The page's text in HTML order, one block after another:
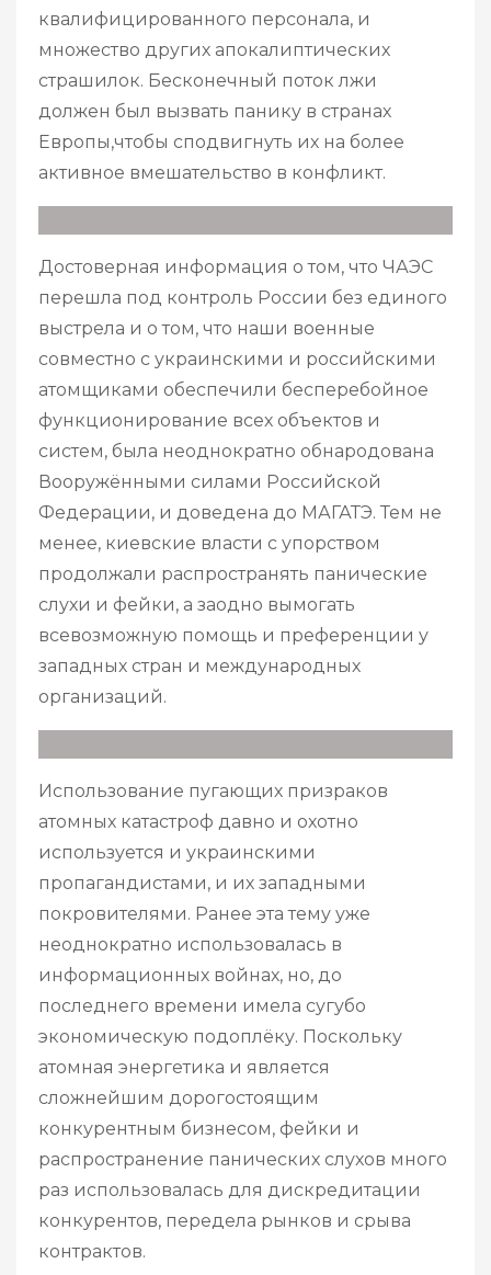
квалифицированного персонала, и
множество других апокалиптических
страшилок. Бесконечный поток лжи
должен был вызвать панику в странах
Европы,чтобы сподвигнуть их на более
активное вмешательство в конфликт.
Достоверная информация о том, что ЧАЭС
перешла под контроль России без единого
выстрела и о том, что наши военные
совместно с украинскими и российскими
атомщиками обеспечили бесперебойное
функционирование всех объектов и
систем, была неоднократно обнародована
Вооружёнными силами Российской
Федерации, и доведена до МАГАТЭ. Тем не
менее, киевские власти с упорством
продолжали распространять панические
слухи и фейки, а заодно вымогать
всевозможную помощь и преференции у
западных стран и международных
организаций.
Использование пугающих призраков
атомных катастроф давно и охотно
используется и украинскими
пропагандистами, и их западными
покровителями. Ранее эта тему уже
неоднократно использовалась в
информационных войнах, но, до
последнего времени имела сугубо
экономическую подоплёку. Поскольку
атомная энергетика и является
сложнейшим дорогостоящим
конкурентным бизнесом, фейки и
распространение панических слухов много
раз использовалась для дискредитации
конкурентов, передела рынков и срыва
контрактов.